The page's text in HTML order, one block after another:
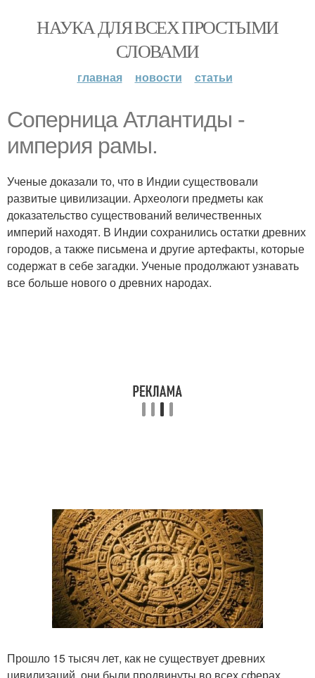
НАУКА ДЛЯ ВСЕХ ПРОСТЫМИ
СЛОВАМИ
главная новости статьи
Соперница Атлантиды -
империя рамы.
Ученые доказали то, что в Индии существовали
развитые цивилизации. Археологи предметы как
доказательство существований величественных
империй находят. В Индии сохранились остатки древних
городов, а также письмена и другие артефакты, которые
содержат в себе загадки. Ученые продолжают узнавать
все больше нового о древних народах.
Прошло 15 тысяч лет, как не существует древних
цивилизаций, они были продвинуты во всех сферах